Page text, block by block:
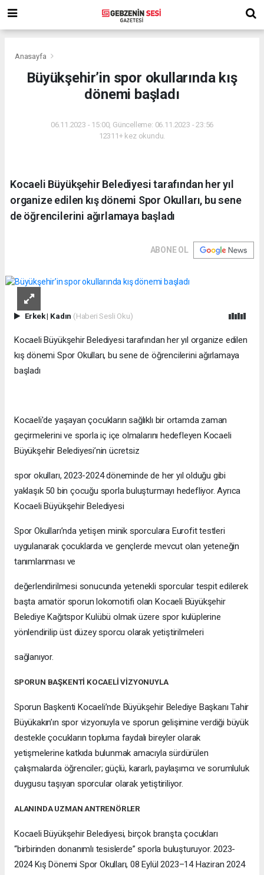
Anasayfa
Büyükşehir’in spor okullarında kış
dönemi başladı
06.11.2023 - 15:00, Güncelleme: 06.11.2023 - 23:56
12311+ kez okundu.
Kocaeli Büyükşehir Belediyesi tarafından her yıl
organize edilen kış dönemi Spor Okulları, bu sene
de öğrencilerini ağırlamaya başladı
ABONE OL
Erkek| Kadın (Haberi Sesli Oku)
Kocaeli Büyükşehir Belediyesi tarafından her yıl organize edilen
kış dönemi Spor Okulları, bu sene de öğrencilerini ağırlamaya
başladı
Kocaeli'de yaşayan çocukların sağlıklı bir ortamda zaman
geçirmelerini ve sporla iç içe olmalarını hedefleyen Kocaeli
Büyükşehir Belediyesi’nin ücretsiz
spor okulları, 2023-2024 döneminde de her yıl olduğu gibi
yaklaşık 50 bin çocuğu sporla buluşturmayı hedefliyor. Ayrıca
Kocaeli Büyükşehir Belediyesi
Spor Okulları’nda yetişen minik sporculara Eurofit testleri
uygulanarak çocuklarda ve gençlerde mevcut olan yeteneğin
tanımlanması ve
değerlendirilmesi sonucunda yetenekli sporcular tespit edilerek
başta amatör sporun lokomotifi olan Kocaeli Büyükşehir
Belediye Kağıtspor Kulübü olmak üzere spor kulüplerine
yönlendirilip üst düzey sporcu olarak yetiştirilmeleri
sağlanıyor.
SPORUN BAŞKENTİ KOCAELİ VİZYONUYLA
Sporun Başkenti Kocaeli’nde Büyükşehir Belediye Başkanı Tahir
Büyükakın’ın spor vizyonuyla ve sporun gelişimine verdiği büyük
destekle çocukların topluma faydalı bireyler olarak
yetişmelerine katkıda bulunmak amacıyla sürdürülen
çalışmalarda öğrenciler; güçlü, kararlı, paylaşımcı ve sorumluluk
duygusu taşıyan sporcular olarak yetiştiriliyor.
ALANINDA UZMAN ANTRENÖRLER
Kocaeli Büyükşehir Belediyesi, birçok branşta çocukları
“birbirinden donanımlı tesislerde” sporla buluşturuyor. 2023-
2024 Kış Dönemi Spor Okulları, 08 Eylül 2023–14 Haziran 2024